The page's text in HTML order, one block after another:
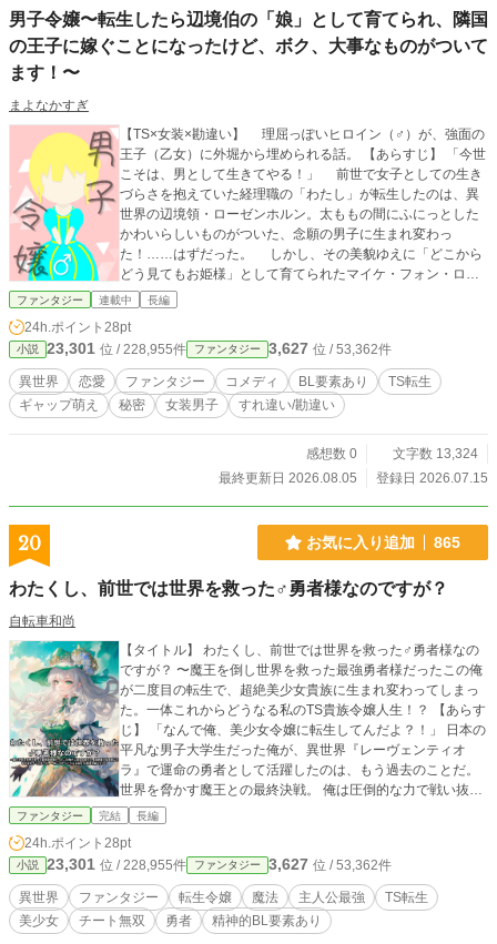
男子令嬢〜転生したら辺境伯の「娘」として育てられ、隣国
の王子に嫁ぐことになったけど、ボク、大事なものがついて
ます！〜
まよなかすぎ
【TS×女装×勘違い】 理屈っぽいヒロイン（♂）が、強面の
王子（乙女）に外堀から埋められる話。 【あらすじ】 「今世
こそは、男として生きてやる！」 前世で女子としての生き
づらさを抱えていた経理職の「わたし」が転生したのは、異
世界の辺境領・ローゼンホルン。太ももの間にふにっとした
かわいらしいものがついた、念願の男子に生まれ変わっ
た！……はずだった。 しかし、その美貌ゆえに「どこから
どう見てもお姫様」として育てられたマイケ・フォン・ロー
ゼンホルンこと「ボク」は、15歳を迎えたある日、軍事大国
られる。 「いやボク、大事なものがついてますけど！？」
なんやかんやで言いくるめられて女装し「令嬢」として隣国
に移り住むことになった「ボク」だったが、婚約相手の「狼
太子」ことヴォルフガングは、その鋭い眼光の裏に重度の乙
女趣味を隠し持つ、かわいいもの好きのギャップ王子
っぽいヒロイン（♂）と、見た目は悪役令息・中身は少女マ
ンガな王子様（♂）の、波乱万丈な宮廷生活が今、幕を開け
この物語は「異世界転生TS女装BLラブコメディ」です。しば
しば陰部に言及するシーンはありますがR18的なアレはあり
係上、たびたびツッコミ不在になることが予想されます。読
すよう、ご検討のほどよろしくお願いいたします。
ファンタジー 連載中 長編
24h.ポイント 28pt
小説 23,301 位 / 228,955件 ファンタジー 3,627 位 / 53,362件
異世界 恋愛 ファンタジー コメディ BL要素あり
TS転生
ギャップ萌え
秘密 女装男子 すれ違い/勘違い
感想数 0
文字数 13,324
最終更新日 2026.08.05
登録日 2026.07.15
20 お気に入り追加 865
わたくし、前世では世界を救った♂勇者様なのですが？
自転車和尚
【タイトル】 わたくし、前世では世界を救った♂勇者様なの
ですが？ 〜魔王を倒し世界を救った最強勇者様だったこの俺
が二度目の転生で、超絶美少女貴族に生まれ変わってしまっ
た。一体これからどうなる私のTS貴族令嬢人生！？ 【あらす
じ】 「なんで俺、美少女令嬢に転生してんだよ？！」 日本の
平凡な男子大学生だった俺が、異世界『レーヴェンティオ
ラ』で運命の勇者として活躍したのは、もう過去のことだ。
世界を脅かす魔王との最終決戦。 俺は圧倒的な力で戦い抜い
たものの、最後は相打ちとなり、死後の世界で俺を転生させ
後、神界へ至る前に、彼女が管理する別の異世界『マルヴァ
ース』への転生を勧めてきた。 前回の反省点から生まれは貴
族、勇者としての能力はそのままというチート状態での転生
を受け入れた俺だが、女神様から一つだけ聞いてなかったこ
とがあるんだ……。 鏡に映るのは銀髪にエメラルドグリーン
ファンタジー 完結 長編
24h.ポイント 28pt
小説 23,301 位 / 228,955件 ファンタジー 3,627 位 / 53,362件
異世界 ファンタジー 転生令嬢 魔法 主人公最強
TS転生
美少女
チート無双 勇者 精神的BL要素あり